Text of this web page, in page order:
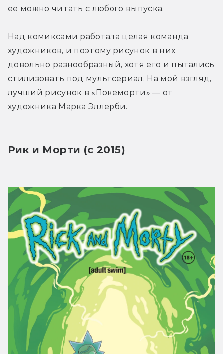
ее можно читать с любого выпуска.
Над комиксами работала целая команда
художников, и поэтому рисунок в них
довольно разнообразный, хотя его и пытались
стилизовать под мультсериал. На мой взгляд,
лучший рисунок в «Покеморти» — от
художника Марка Эллерби.
Рик и Морти (с 2015)